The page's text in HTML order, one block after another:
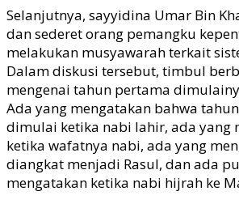
Selanjutnya, sayyidina Umar Bin
dan sederet orang pemangku
melakukan musyawarah terkait
Dalam diskusi tersebut, timbul
mengenai tahun pertama
Ada yang mengatakan bahwa
dimulai ketika nabi lahir, ada yang
ketika wafatnya nabi, ada yang
diangkat menjadi Rasul, dan ada
mengatakan ketika nabi hijrah ke